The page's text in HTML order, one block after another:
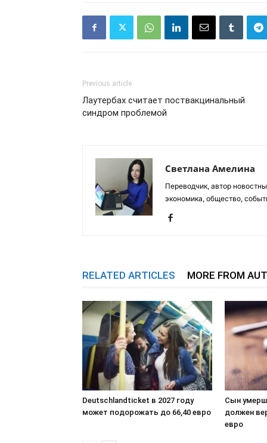
Previous article
Лаутербах считает поствакцинальный
синдром проблемой
Светлана Амелина
Переводчик, автор
экономика, общество,
RELATED ARTICLES MORE FROM
Deutschlandticket в 2027 году
может подорожать до 66,40 евро
Сын
должен
евро